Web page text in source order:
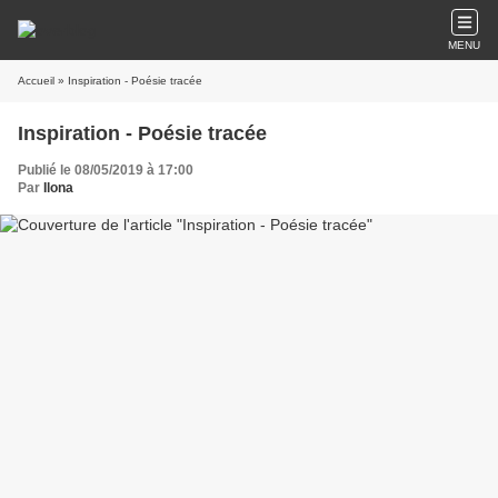
MENU
Accueil » Inspiration - Poésie tracée
Inspiration - Poésie tracée
Publié le 08/05/2019 à 17:00
Par
Ilona